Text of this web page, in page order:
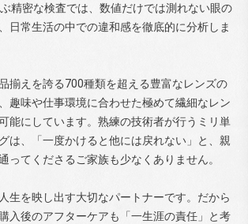
精密な検査では、数値だけでは測れない眼の
日常生活の中での違和感を徹底的に分析しま
揃えを誇る700種類を超える豊富なレンズの
趣味や仕事環境に合わせた極めて繊細なレン
能にしています。熟練の技術者が行うミリ単
は、「一度かけると他には戻れない」と、親
ってくださるご家族も少なくありません。
生を映し出す大切なパートナーです。だから
入後のアフターケアも「一生涯の責任」と考